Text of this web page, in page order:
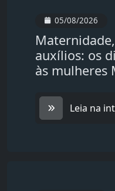
05/08/2026
auxílios: os
às mulheres
Leia na